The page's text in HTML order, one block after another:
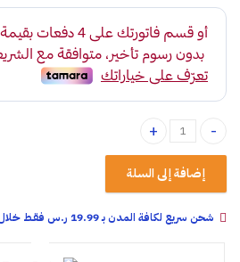
رباط أسود مقاس 4.0X150MM عدد 100 quantity
إضافة إلى السلة
شحن سريع لكافة المدن بـ 19.99 ر.س فقـط خلال: